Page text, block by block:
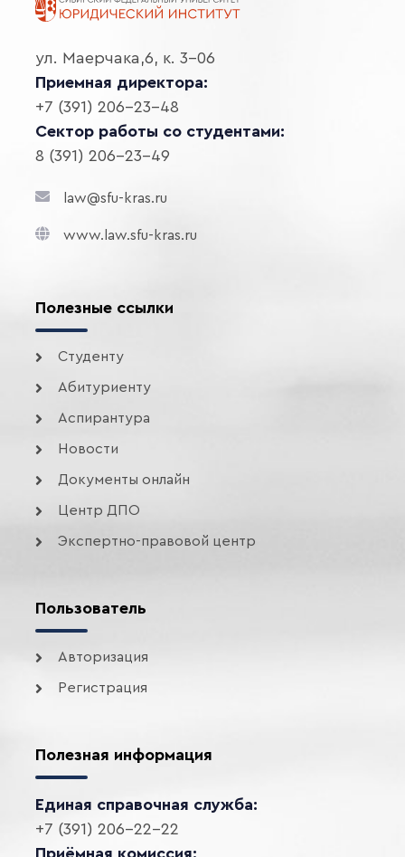
ул. Маерчака,6, к. 3-06
Приемная директора:
+7 (391) 206-23-48
Сектор работы со студентами:
8 (391) 206-23-49
law@sfu-kras.ru
www.law.sfu-kras.ru
Полезные ссылки
Студенту
Абитуриенту
Аспирантура
Новости
Документы онлайн
Центр ДПО
Экспертно-правовой центр
Пользователь
Авторизация
Регистрация
Полезная информация
Единая справочная служба:
+7 (391) 206-22-22
Приёмная комиссия: